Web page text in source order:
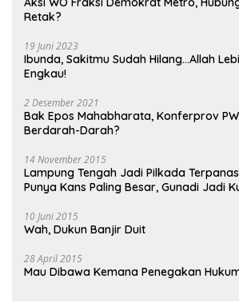
Retak?
19 Juni 2023
Ibunda, Sakitmu Sudah Hilang…Allah
Engkau!
2 Desember 2021
Bak Epos Mahabharata, Konferprov
Berdarah-Darah?
14 November 2015
Lampung Tengah Jadi Pilkada
Punya Kans Paling Besar, Gunadi Jadi
10 Juni 2015
Wah, Dukun Banjir Duit
28 April 2015
Mau Dibawa Kemana Penegakan